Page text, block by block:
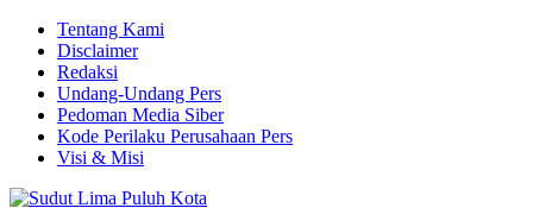
Tentang Kami
Disclaimer
Redaksi
Undang-Undang Pers
Pedoman Media Siber
Kode Perilaku Perusahaan Pers
Visi & Misi